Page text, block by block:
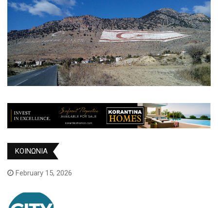
ΚΟΙΝΩΝΙΑ
February 15, 2026